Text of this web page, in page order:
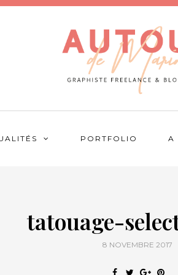
PORTFOLIO A
tatouage-
8 NOVEMBRE 2017